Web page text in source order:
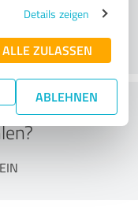
Details zeigen
ALLE ZULASSEN
ABLEHNEN